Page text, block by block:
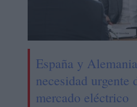
España y
necesidad urgente
mercado eléctrico